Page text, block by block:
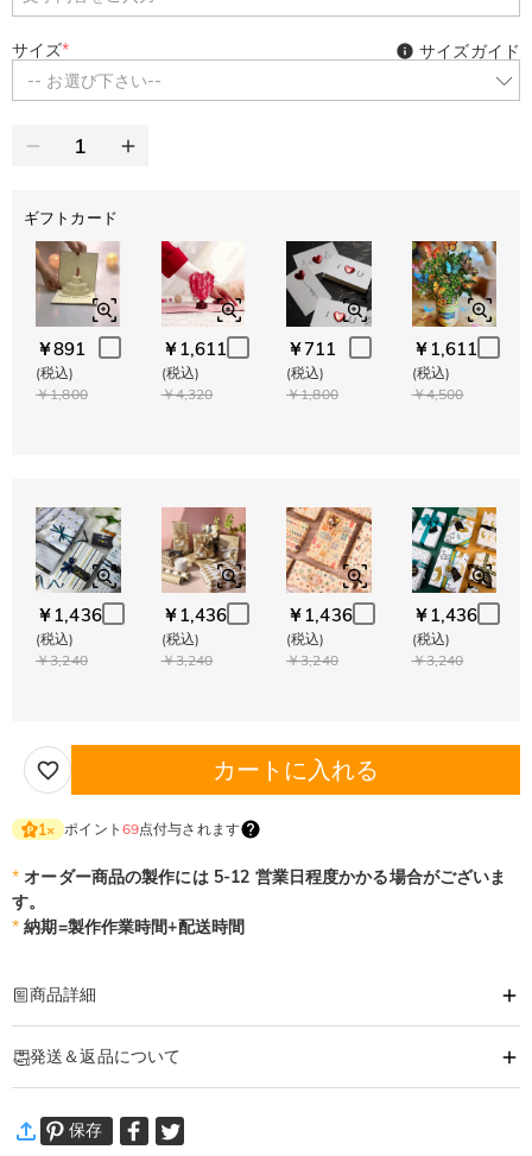
サイズ*
-- お選び下さい--
サイズガイド
ギフトカード
￥891
(税込)
￥1,800
￥1,611
(税込)
￥4,320
￥711
(税込)
￥1,800
￥1,611
(税込)
￥4,500
￥1,436
(税込)
￥3,240
￥1,436
(税込)
￥3,240
￥1,436
(税込)
￥3,240
￥1,436
(税込)
￥3,240
カートに入れる
1× ポイント 69点付与されます
* オーダー商品の製作には 5-12 営業日程度かかる場合がございま
す。
* 納期=製作作業時間+配送時間
商品詳細
イニシャル、お名前や好きな言葉、写真などを刺繍入れてハーフジップスウェ
ットが作れます。
カジュアル感溢れる程良いゆとりのサイズ感で、コーデに取り入れやす一枚で
す。
発送＆返品について
万一、ご注文商品にご満足いただけない場合は、商品が到着後60日
保存